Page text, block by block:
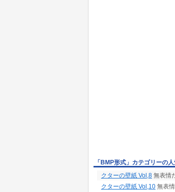
「BMP形式」カテゴリーの
クターの壁紙 Vol,8 無表情
クターの壁紙 Vol,10 無表